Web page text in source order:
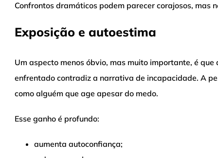
Confrontos dramáticos podem parecer corajosos, mas
Exposição e autoestima
Um aspecto menos óbvio, mas muito importante, é
enfrentado contradiz a narrativa de incapacidade. A
como alguém que age apesar do medo.
Esse ganho é profundo:
aumenta autoconfiança;